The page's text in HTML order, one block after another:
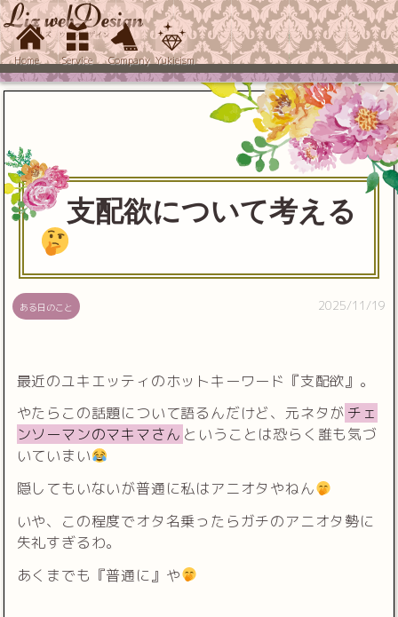
Home Service Company Yukieism
支配欲について考える
ある日のこと 2025/11/19
最近のユキエッティのホットキーワード『支配欲』。
やたらこの話題について語るんだけど、元ネタが チェ
ンソーマンのマキマさん ということは恐らく誰も気づ
いていまい
隠してもいないが普通に私はアニオタやねん
いや、この程度でオタ名乗ったらガチのアニオタ勢に
失礼すぎるわ。
あくまでも『普通に』や